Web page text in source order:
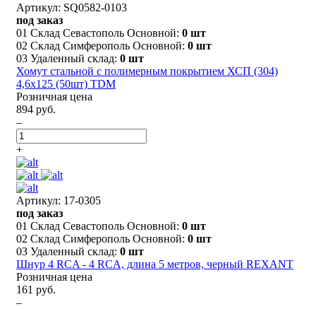
Артикул: SQ0582-0103
под заказ
01 Склад Севастополь Основной: 0 шт
02 Склад Симферополь Основной: 0 шт
03 Удаленный склад: 0 шт
Хомут стальной с полимерным покрытием ХСП (304)
4,6х125 (50шт) TDM
Розничная цена
894 руб.
–
+
Артикул: 17-0305
под заказ
01 Склад Севастополь Основной: 0 шт
02 Склад Симферополь Основной: 0 шт
03 Удаленный склад: 0 шт
Шнур 4 RCA - 4 RCA, длина 5 метров, черный REXANT
Розничная цена
161 руб.
–